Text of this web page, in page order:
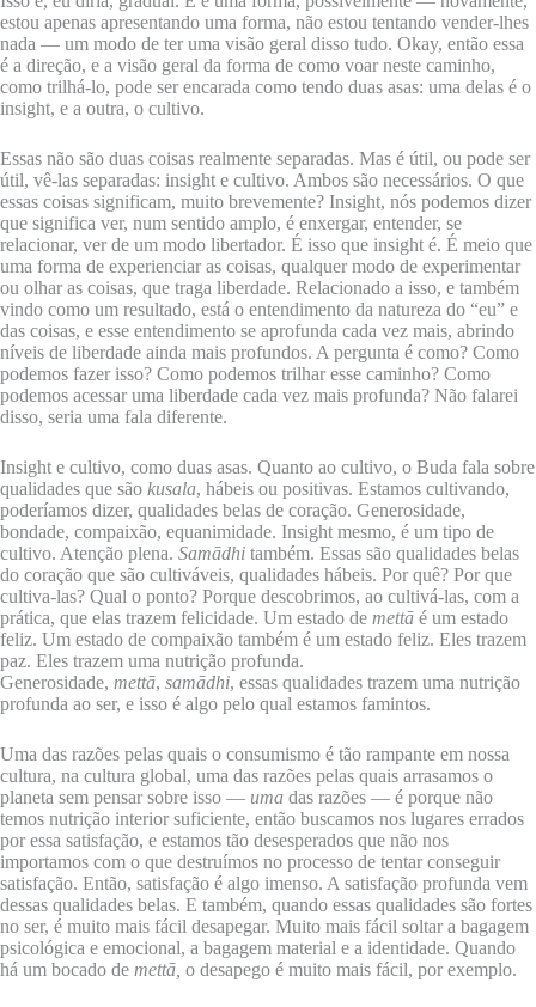
estou apenas apresentando uma forma, não estou tentando vender-lhes
nada — um modo de ter uma visão geral disso tudo. Okay, então essa
é a direção, e a visão geral da forma de como voar neste caminho,
como trilhá-lo, pode ser encarada como tendo duas asas: uma delas é o
insight, e a outra, o cultivo.
Essas não são duas coisas realmente separadas. Mas é útil, ou pode ser
útil, vê-las separadas: insight e cultivo. Ambos são necessários. O que
essas coisas significam, muito brevemente? Insight, nós podemos dizer
que significa ver, num sentido amplo, é enxergar, entender, se
relacionar, ver de um modo libertador. É isso que insight é. É meio que
uma forma de experienciar as coisas, qualquer modo de experimentar
ou olhar as coisas, que traga liberdade. Relacionado a isso, e também
vindo como um resultado, está o entendimento da natureza do “eu” e
das coisas, e esse entendimento se aprofunda cada vez mais, abrindo
níveis de liberdade ainda mais profundos. A pergunta é como? Como
podemos fazer isso? Como podemos trilhar esse caminho? Como
podemos acessar uma liberdade cada vez mais profunda? Não falarei
disso, seria uma fala diferente.
Insight e cultivo, como duas asas. Quanto ao cultivo, o Buda fala sobre
qualidades que são kusala, hábeis ou positivas. Estamos cultivando,
poderíamos dizer, qualidades belas de coração. Generosidade,
bondade, compaixão, equanimidade. Insight mesmo, é um tipo de
cultivo. Atenção plena. Samādhi também. Essas são qualidades belas
do coração que são cultiváveis, qualidades hábeis. Por quê? Por que
cultiva-las? Qual o ponto? Porque descobrimos, ao cultivá-las, com a
prática, que elas trazem felicidade. Um estado de mettā é um estado
feliz. Um estado de compaixão também é um estado feliz. Eles trazem
paz. Eles trazem uma nutrição profunda.
Generosidade, mettā, samādhi, essas qualidades trazem uma nutrição
profunda ao ser, e isso é algo pelo qual estamos famintos.
Uma das razões pelas quais o consumismo é tão rampante em nossa
cultura, na cultura global, uma das razões pelas quais arrasamos o
planeta sem pensar sobre isso — uma das razões — é porque não
temos nutrição interior suficiente, então buscamos nos lugares errados
por essa satisfação, e estamos tão desesperados que não nos
importamos com o que destruímos no processo de tentar conseguir
satisfação. Então, satisfação é algo imenso. A satisfação profunda vem
dessas qualidades belas. E também, quando essas qualidades são fortes
no ser, é muito mais fácil desapegar. Muito mais fácil soltar a bagagem
psicológica e emocional, a bagagem material e a identidade. Quando
há um bocado de mettā, o desapego é muito mais fácil, por exemplo.